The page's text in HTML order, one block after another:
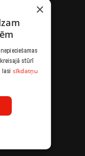
×
stūrī
lasi sīkdatņu